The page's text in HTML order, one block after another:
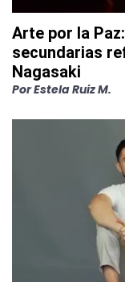
Arte por la
secundarias
Nagasaki
PorEstela Ruiz M.